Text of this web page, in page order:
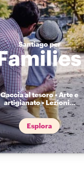
Santiago per
Caccia al tesoro • Arte e
artigianato • Lezioni...
Esplora